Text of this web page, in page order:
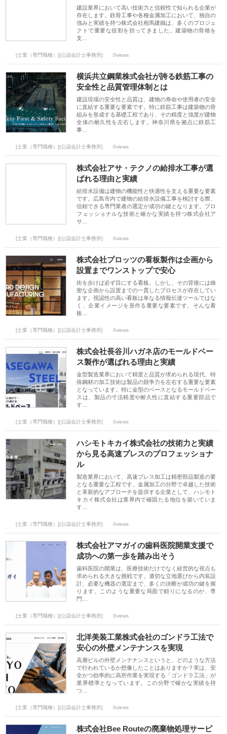
建設業界において高い技術力と信頼性で知られる企業が
存在します。鉄骨工事や各種金属加工において、独自の
強みと実績を持つ株式会社相馬建鐵は、多くのプロジェ
クトで重要な役割を担ってきました。建築物の骨格を
支…
[士業（専門職種）][公認会計士事務所] 0views
横浜共立鋼業株式会社が誇る鉄筋工事の
安全性と品質管理体制とは
建設現場の安全性と品質は、建物の寿命や使用者の安全
に直結する重要な要素です。特に鉄筋工事は建築物の骨
組みを形成する基礎工程であり、その精度と強度が建物
全体の耐久性を左右します。神奈川県を拠点に鉄筋工
事…
[士業（専門職種）][公認会計士事務所] 0views
株式会社アサ・テクノの給排水工事が選
ばれる理由と実績
給排水設備は建物の機能性と快適性を支える重要な要素
です。広島市内で建物の給排水設備工事を検討する際、
信頼できる専門業者の選定が成功の鍵となります。プロ
フェッショナルな技術と確かな実績を持つ株式会社ア
サ…
[士業（専門職種）][公認会計士事務所] 0views
株式会社プロッツの看板製作は企画から
設置までワンストップで安心
街を歩けば必ず目にする看板。しかし、その背後には緻
密な企画から設置までの一貫したプロセスが存在してい
ます。視認性の高い看板は単なる情報伝達ツールではな
く、企業イメージを形作る重要な要素です。そんな看
板…
[士業（専門職種）][公認会計士事務所] 0views
株式会社長谷川ハガネ店のモールドベー
ス製作が選ばれる理由と実績
金型製造業界において精度と品質が求められる現代、特
殊鋼材の加工技術は製品の競争力を左右する重要な要素
となっています。特に金型のベースとなるモールドベー
スは、製品の寸法精度や耐久性に直結する重要部品で
す…
[士業（専門職種）][公認会計士事務所] 0views
ハシモトキカイ株式会社の技術力と実績
から見る高速プレスのプロフェッショナ
ル
製造業界において、高速プレス加工は精密部品製造の要
となる重要な工程です。金属加工の分野で卓越した技術
と革新的なアプローチを提供する企業として、ハシモト
キカイ株式会社は業界内で確固たる地位を築いていま
す…
[士業（専門職種）][公認会計士事務所] 0views
株式会社アマガイの歯科医院開業支援で
成功への第一歩を踏み出そう
歯科医院の開業は、医療技術だけでなく経営的な視点も
求められる大きな挑戦です。適切な立地選びから内装設
計、必要な機器の選定まで、多くの決断が成功の鍵を握
ります。このような重要な局面で頼りになるのが、専
門…
[士業（専門職種）][公認会計士事務所] 0views
北洋美装工業株式会社のゴンドラ工法で
安心の外壁メンテナンスを実現
高層ビルの外壁メンテナンスというと、どのような方法
で行われているか想像したことはありますか？実は、安
全かつ効率的に高所作業を実現する「ゴンドラ工法」が
業界標準となっています。この分野で確かな実績を持
つ…
[士業（専門職種）][公認会計士事務所] 0views
株式会社Bee Routeの廃棄物処理サービ